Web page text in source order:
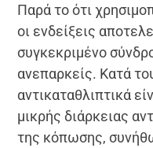
Παρά το ότι
οι ενδείξεις
συγκεκριμένο
ανεπαρκείς. Κατά
αντικαταθλιπτικά
μικρής διάρκειας
της κόπωσης,